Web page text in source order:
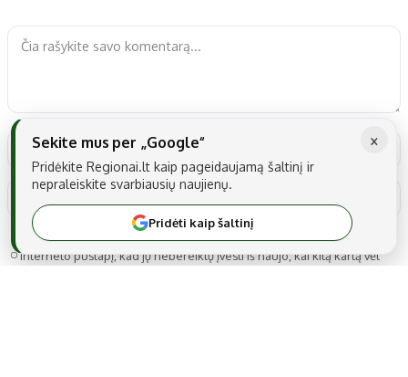
Noriu savo interneto naršyklėje išsaugoti vardą, el. pašto adresą ir
interneto puslapį, kad jų nebereiktų įvesti iš naujo, kai kitą kartą vėl
×
Sekite mus per „Google“
Pridėkite Regionai.lt kaip pageidaujamą šaltinį ir
nepraleiskite svarbiausių naujienų.
Pridėti kaip šaltinį